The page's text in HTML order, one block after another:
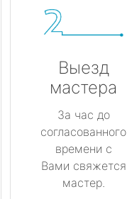
Выезд
мастера
За час до
согласованного
времени с
Вами свяжется
мастер.